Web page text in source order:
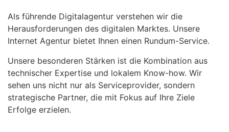
Als führende Digitalagentur verstehen wir die
Herausforderungen des digitalen Marktes. Unsere
Internet Agentur bietet Ihnen einen Rundum-Service.
Unsere besonderen Stärken ist die Kombination aus
technischer Expertise und lokalem Know-how. Wir
sehen uns nicht nur als Serviceprovider, sondern
strategische Partner, die mit Fokus auf Ihre Ziele
Erfolge erzielen.